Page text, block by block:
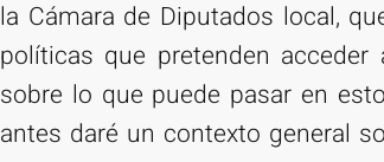
la Cámara de Diputados local,
políticas que pretenden
sobre lo que puede pasar en
antes daré un contexto general